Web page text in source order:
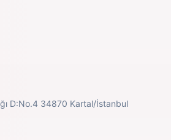
D:No.4 34870 Kartal/İstanbul